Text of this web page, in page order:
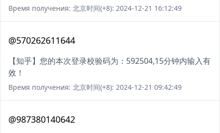
Время получения: 北京时间(+8): 2024-12-21 16:12:49
@570262611644
【知乎】您的本次登录校验码为：592504,15分钟内输入有
效！
Время получения: 北京时间(+8): 2024-12-21 09:42:49
@987380140642